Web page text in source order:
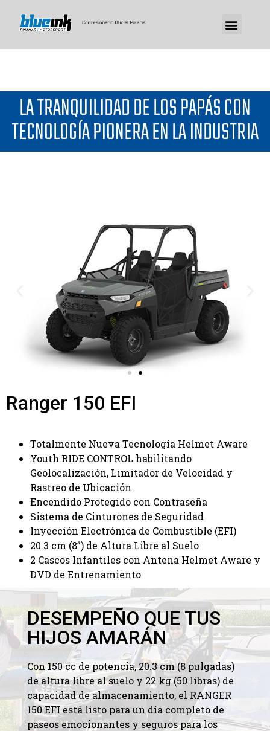
LA TRANQUILIDAD DE LOS PAPÁS CON
TECNOLOGÍA PIONERA EN LA INDUSTRIA
Ranger 150 EFI
Totalmente Nueva Tecnología Helmet Aware
Youth RIDE CONTROL habilitando
Geolocalización, Limitador de Velocidad y
Rastreo de Ubicación
Encendido Protegido con Contraseña
Sistema de Cinturones de Seguridad
Inyección Electrónica de Combustible (EFI)
20.3 cm (8”) de Altura Libre al Suelo
2 Cascos Infantiles con Antena Helmet Aware y
DVD de Entrenamiento
DESEMPEÑO QUE TUS
HIJOS AMARÁN
Con 150 cc de potencia, 20.3 cm (8 pulgadas)
de altura libre al suelo y 22 kg (50 libras) de
capacidad de almacenamiento, el RANGER
150 EFI está listo para un día completo de
paseos emocionantes y seguros para los